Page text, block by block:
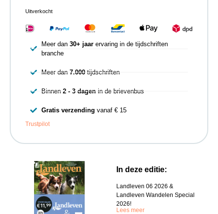
In deze editie:
Landleven 06 2026 &
Landleven Wandelen Special
2026!
Lees meer
Uitverkocht
Meer dan 30+ jaarervaring in de tijdschriften
branche
Meer dan 7.000tijdschriften
Binnen 2 - 3 dagenin de brievenbus
Gratis verzending vanaf € 15
Trustpilot